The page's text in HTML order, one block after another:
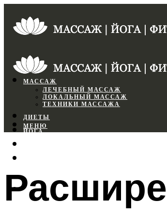
МАССАЖ
ЛЕЧЕБНЫЙ МАССАЖ
ЛОКАЛЬНЫЙ МАССАЖ
ТЕХНИКИ МАССАЖА
ДИЕТЫ
ЙОГА
МЕНЮ
МЕНЮ